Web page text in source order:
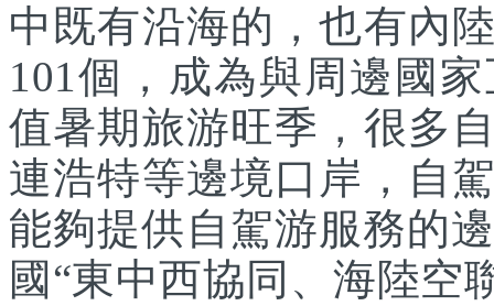
中既有沿海的，也有內
101個，成為與周邊國
值暑期旅游旺季，很多
連浩特等邊境口岸，自
能夠提供自駕游服務的
國“東中西協同、海陸空